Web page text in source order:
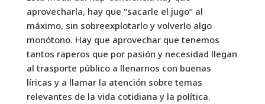
aprovecharla, hay que “sacarle el jugo” al
máximo, sin sobreexplotarlo y volverlo algo
monótono. Hay que aprovechar que tenemos
tantos raperos que por pasión y necesidad llegan
al trasporte público a llenarnos con buenas
líricas y a llamar la atención sobre temas
relevantes de la vida cotidiana y la política.